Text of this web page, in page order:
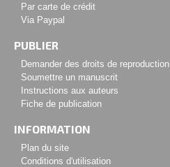
Par carte de crédit
Via Paypal
PUBLIER
Demander des droits de reproduction
Soumettre un manuscrit
Instructions aux auteurs
Fiche de publication
INFORMATION
Plan du site
Conditions d'utilisation